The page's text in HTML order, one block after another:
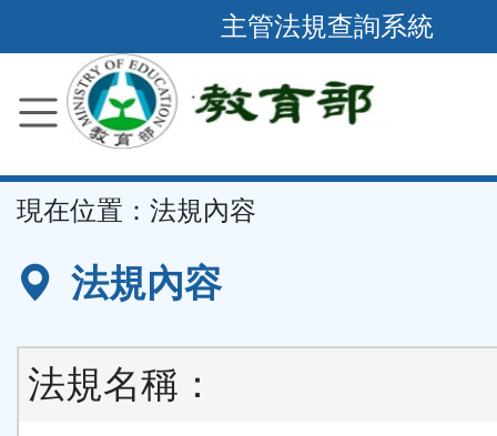
到
要
容
區
主管法規查詢系統
現在位置： 法規內容
法規內容
法規名稱：